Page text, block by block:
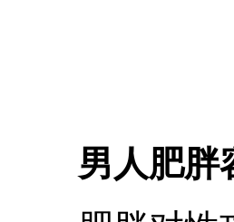
男人肥胖